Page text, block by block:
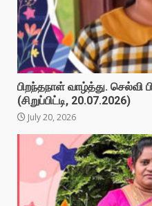
பிறந்தநாள் வாழ்த்து. செல்வி
(சிறுப்பிட்டி, 20.07.2026)
July 20, 2026